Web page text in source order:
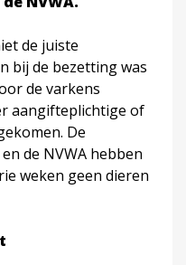
de juiste
bij de bezetting was
de varkens
aangifteplichtige of
De
de NVWA hebben
weken geen dieren